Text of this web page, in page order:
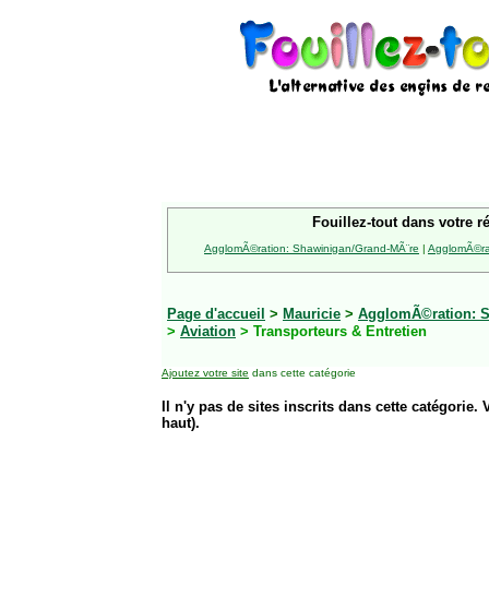
Fouillez-tout dans votre
AgglomÃ©ration: Shawinigan/Grand-MÃ¨re |
Page d'accueil > Mauricie > AgglomÃ©ration:
> Aviation > Transporteurs & Entretien
Ajoutez votre site dans cette catégorie
Il n'y pas de sites inscrits dans cette
haut).